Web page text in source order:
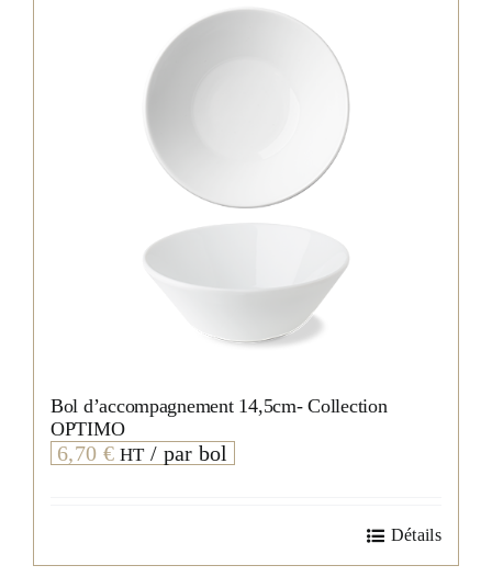
Bol d’accompagnement 14,5cm- Collection
OPTIMO
6,70 € HT/ par bol
Détails